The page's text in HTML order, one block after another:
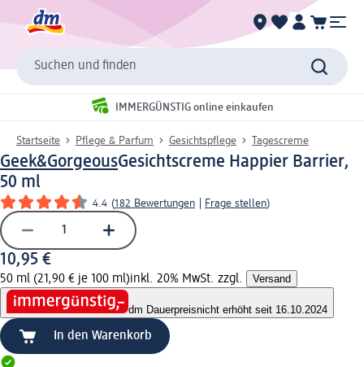
Suchen und finden
IMMERGÜNSTIG online einkaufen
Startseite Pflege & Parfum Gesichtspflege Tagescreme
Geek&GorgeousGesichtscreme Happier Barrier,
50 ml
4.4 (182 Bewertungen Frage stellen)
10,95 €
50 ml (21,90 € je 100 ml)inkl. 20% MwSt. zzgl. Versand
dm Dauerpreisnicht erhöht seit 16.10.2024
In den Warenkorb